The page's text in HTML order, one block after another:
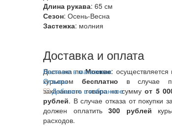
Длина рукава: 65 см
Сезон: Осень-Весна
Застежка: молния
Доставка и оплата
Доставка поМоскве:
курьером бесплатно в случае
заказанного товара на суммуот 5
рублей. В случае отказа от покупки
должен оплатить 300 рублей
расходов.
Наличие в магазинах
Отзывы
Добавить в избранное